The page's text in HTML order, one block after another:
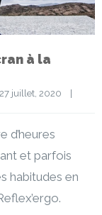
à la
27 juillet, 2020
d’heures
et parfois
habitudes en